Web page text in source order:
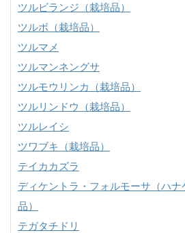
ツルビランジ（栽培品）
ツルボ（栽培品）
ツルマメ
ツルマンネングサ
ツルモウリンカ（栽培品）
ツルリンドウ（栽培品）
ツルレイシ
ツワブキ（栽培品）
テイカカズラ
ディケントラ・フォルモーサ（ハ
品）
テガタチドリ